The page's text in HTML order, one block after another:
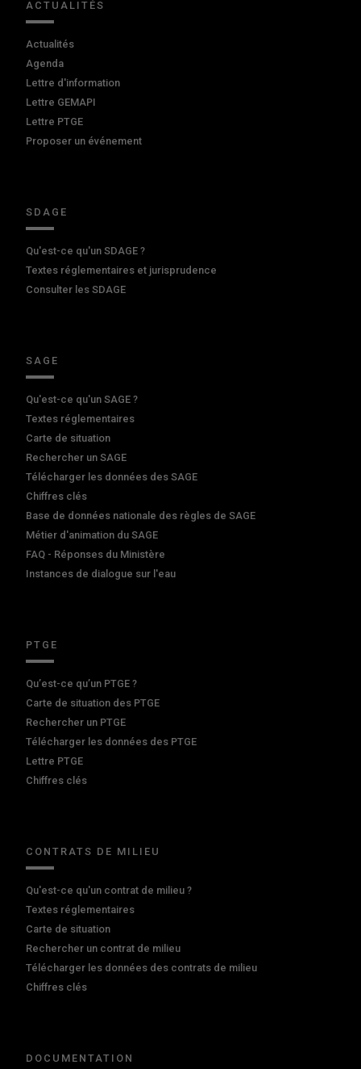
ACTUALITÉS
Actualités
Agenda
Lettre d'information
Lettre GEMAPI
Lettre PTGE
Proposer un événement
SDAGE
Qu'est-ce qu'un SDAGE ?
Textes réglementaires et jurisprudence
Consulter les SDAGE
SAGE
Qu'est-ce qu'un SAGE ?
Textes réglementaires
Carte de situation
Rechercher un SAGE
Télécharger les données des SAGE
Chiffres clés
Base de données nationale des règles de SAGE
Métier d'animation du SAGE
FAQ - Réponses du Ministère
Instances de dialogue sur l'eau
PTGE
Qu’est-ce qu’un PTGE ?
Carte de situation des PTGE
Rechercher un PTGE
Télécharger les données des PTGE
Lettre PTGE
Chiffres clés
CONTRATS DE MILIEU
Qu'est-ce qu'un contrat de milieu ?
Textes réglementaires
Carte de situation
Rechercher un contrat de milieu
Télécharger les données des contrats de milieu
Chiffres clés
DOCUMENTATION